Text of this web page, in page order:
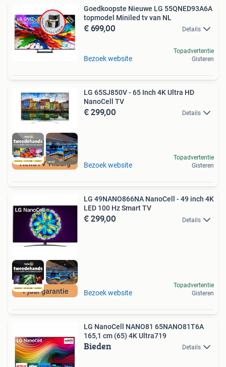
Goedkoopste Nieuwe LG 55QNED93A6A
topmodel Miniled tv van NL
€ 699,00 Details
Bezoek website
Topadvertentie
Gisteren
HelloTV Tilburg
LG 65SJ850V - 65 Inch 4K Ultra HD
NanoCell TV
€ 299,00 Details
Bezoek website
Topadvertentie
Gisteren
1 jaar garantie
LG 49NANO866NA NanoCell - 49 inch 4K
LED 100 Hz Smart TV
€ 299,00 Details
Bezoek website
Topadvertentie
Gisteren
LG NanoCell NANO81 65NANO81T6A
165,1 cm (65) 4K Ultra719
Bieden Details